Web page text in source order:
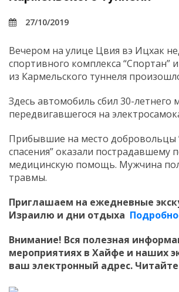
27/10/2019
Вечером на улице Цвия вэ Ицхак
спортивного комплекса “Спортан”
из Кармельского туннеля
Здесь автомобиль сбил 30-летнего
передвигавшегося на
Прибывшие на место добровольцы
спасения” оказали пострадавшему
медицинскую помощь. Мужчина
травмы.
Приглашаем на ежедневные
Израилю и дни отдыха
Внимание! Вся полезная
мероприятиях в Хайфе и наших
ваш электронный адрес. Читайте